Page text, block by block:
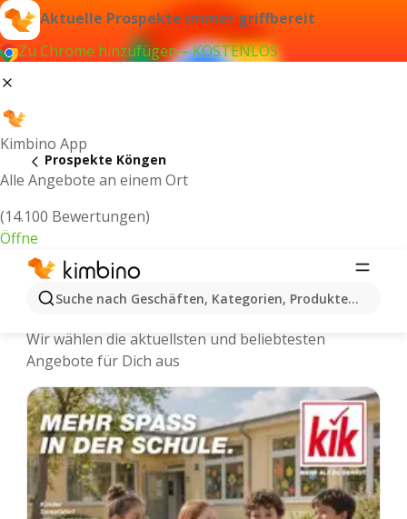
Aktuelle Prospekte immer griffbereit
Zu Chrome hinzufügen – KOSTENLOS
Kimbino App
Alle Angebote an einem Ort
(14.100 Bewertungen)
Öffne
Suche nach Geschäften, Kategorien, Produkten...
Prospekte Köngen
Köngen - Neuste Prospekte und
Wir wählen die aktuellsten und beliebtesten
Angebote für Dich aus